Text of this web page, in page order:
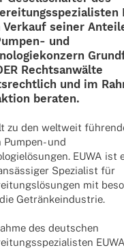
seiner
und
Rechts­an­wälte
und im
beraten.
zu den welt­weit
und
EUWA ist
Spezia­list für
mit
Getränkeindustrie.
des deut­schen